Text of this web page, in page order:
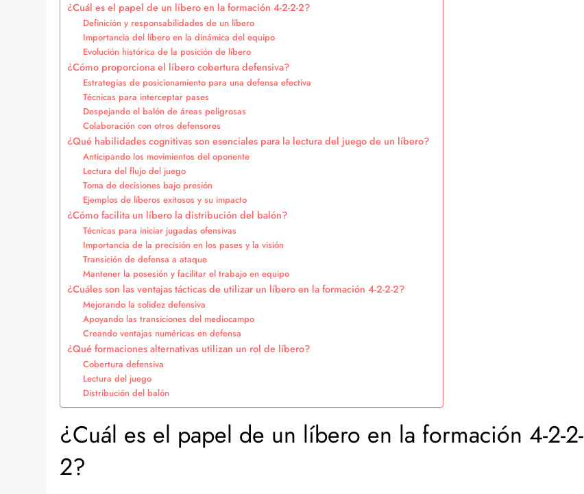
¿Cuál es el papel de un líbero en la formación 4-2-2-2?
Definición y responsabilidades de un líbero
Importancia del líbero en la dinámica del equipo
Evolución histórica de la posición de líbero
¿Cómo proporciona el líbero cobertura defensiva?
Estrategias de posicionamiento para una defensa efectiva
Técnicas para interceptar pases
Despejando el balón de áreas peligrosas
Colaboración con otros defensores
¿Qué habilidades cognitivas son esenciales para la lectura del juego de un líbero?
Anticipando los movimientos del oponente
Lectura del flujo del juego
Toma de decisiones bajo presión
Ejemplos de líberos exitosos y su impacto
¿Cómo facilita un líbero la distribución del balón?
Técnicas para iniciar jugadas ofensivas
Importancia de la precisión en los pases y la visión
Transición de defensa a ataque
Mantener la posesión y facilitar el trabajo en equipo
¿Cuáles son las ventajas tácticas de utilizar un líbero en la formación 4-2-2-2?
Mejorando la solidez defensiva
Apoyando las transiciones del mediocampo
Creando ventajas numéricas en defensa
¿Qué formaciones alternativas utilizan un rol de líbero?
Cobertura defensiva
Lectura del juego
Distribución del balón
¿Cuál es el papel de un líbero en la formación 4-2-2-
2?